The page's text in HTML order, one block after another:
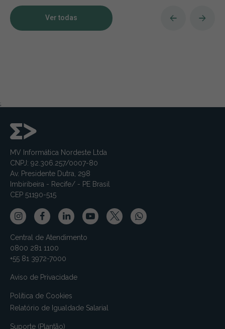
Ver todas
;
MV Informática Nordeste Ltda
CNPJ: 92.306.257/0007-80
Av. Presidente Dutra, 298
Imbiribeira - Recife/ - PE Brasil
CEP 51190-515
Central de Atendimento
0800 281 1100
+55 81 3972-7000
Aviso de Privacidade
Política de Cookies
Relatório de Igualdade Salarial
Suporte (Plantão)